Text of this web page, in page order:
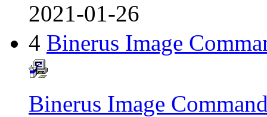
2021-01-26
4 Binerus Image
Binerus Image